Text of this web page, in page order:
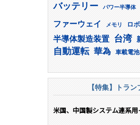
バッテリー パワー半導体
ファーウェイ メモリ ロ
半導体製造装置 台湾
自動運転 華為 車載電池
【特集】トラ
米国、中国製システム連系